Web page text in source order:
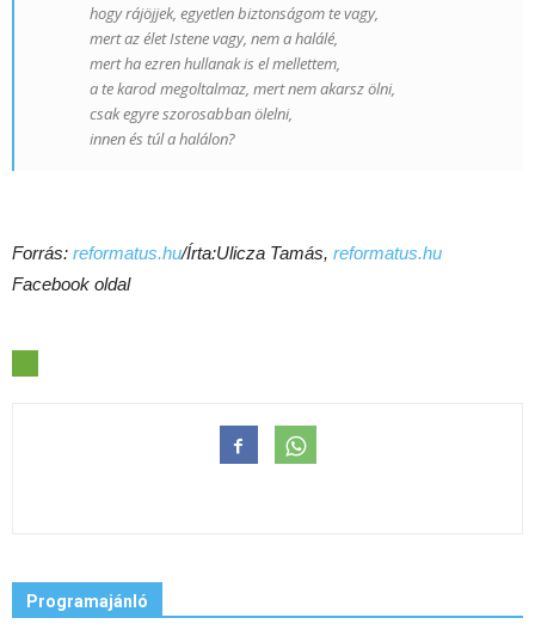
hogy rájöjjek, egyetlen biztonságom te vagy,
mert az élet Istene vagy, nem a halálé,
mert ha ezren hullanak is el mellettem,
a te karod megoltalmaz, mert nem akarsz ölni,
csak egyre szorosabban ölelni,
innen és túl a halálon?
Forrás: reformatus.hu/Írta:Ulicza Tamás, reformatus.hu
Facebook oldal
Programajánló